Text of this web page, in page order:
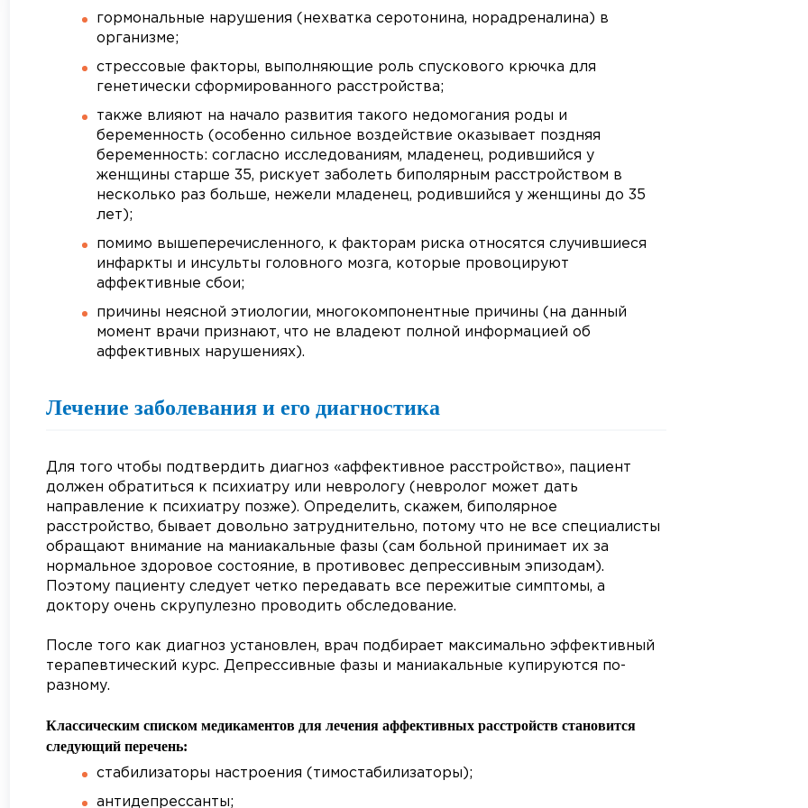
гормональные нарушения (нехватка серотонина, норадреналина) в
организме;
стрессовые факторы, выполняющие роль спускового крючка для
генетически сформированного расстройства;
также влияют на начало развития такого недомогания роды и
беременность (особенно сильное воздействие оказывает поздняя
беременность: согласно исследованиям, младенец, родившийся у
женщины старше 35, рискует заболеть биполярным расстройством в
несколько раз больше, нежели младенец, родившийся у женщины до 35
лет);
помимо вышеперечисленного, к факторам риска относятся случившиеся
инфаркты и инсульты головного мозга, которые провоцируют
аффективные сбои;
причины неясной этиологии, многокомпонентные причины (на данный
момент врачи признают, что не владеют полной информацией об
аффективных нарушениях).
Лечение заболевания и его диагностика
Для того чтобы подтвердить диагноз «аффективное расстройство», пациент
должен обратиться к психиатру или неврологу (невролог может дать
направление к психиатру позже). Определить, скажем, биполярное
расстройство, бывает довольно затруднительно, потому что не все специалисты
обращают внимание на маниакальные фазы (сам больной принимает их за
нормальное здоровое состояние, в противовес депрессивным эпизодам).
Поэтому пациенту следует четко передавать все пережитые симптомы, а
доктору очень скрупулезно проводить обследование.
После того как диагноз установлен, врач подбирает максимально эффективный
терапевтический курс. Депрессивные фазы и маниакальные купируются по-
разному.
Классическим списком медикаментов для лечения аффективных расстройств становится
следующий перечень:
стабилизаторы настроения (тимостабилизаторы);
антидепрессанты;